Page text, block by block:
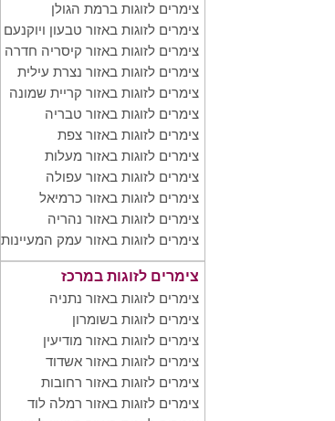
צימרים לזוגות ברמת הגולן
צימרים לזוגות באזור טבעון ויוקנעם
צימרים לזוגות באזור קיסריה חדרה
צימרים לזוגות באזור נצרת עילית
צימרים לזוגות באזור קריית שמונה
צימרים לזוגות באזור טבריה
צימרים לזוגות באזור צפת
צימרים לזוגות באזור מעלות
צימרים לזוגות באזור עפולה
צימרים לזוגות באזור כרמיאל
צימרים לזוגות באזור נהריה
צימרים לזוגות באזור עמק המעיינות
צימרים לזוגות במרכז
צימרים לזוגות באזור נתניה
צימרים לזוגות בשומרון
צימרים לזוגות באזור מודיעין
צימרים לזוגות באזור אשדוד
צימרים לזוגות באזור רחובות
צימרים לזוגות באזור רמלה לוד